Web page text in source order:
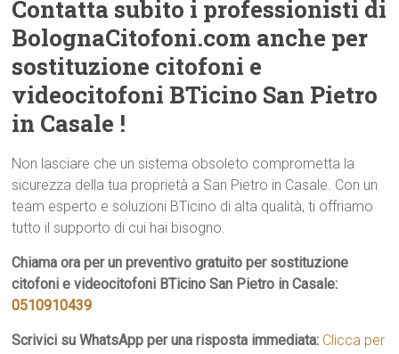
Contatta subito i professionisti di
BolognaCitofoni.com anche per
sostituzione citofoni e
videocitofoni BTicino San Pietro
in Casale !
Non lasciare che un sistema obsoleto comprometta la
sicurezza della tua proprietà a San Pietro in Casale. Con un
team esperto e soluzioni BTicino di alta qualità, ti offriamo
tutto il supporto di cui hai bisogno.
Chiama ora per un preventivo gratuito per sostituzione
citofoni e videocitofoni BTicino San Pietro in Casale:
0510910439
Scrivici su WhatsApp per una risposta immediata: Clicca per